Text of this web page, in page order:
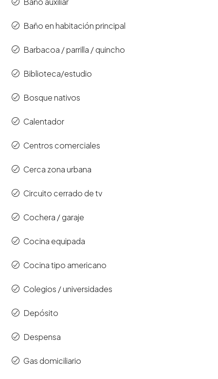
Baño en habitación principal
Barbacoa / parrilla / quincho
Biblioteca/estudio
Bosque nativos
Calentador
Centros comerciales
Cerca zona urbana
Circuito cerrado de tv
Cochera / garaje
Cocina equipada
Cocina tipo americano
Colegios / universidades
Depósito
Despensa
Gas domiciliario